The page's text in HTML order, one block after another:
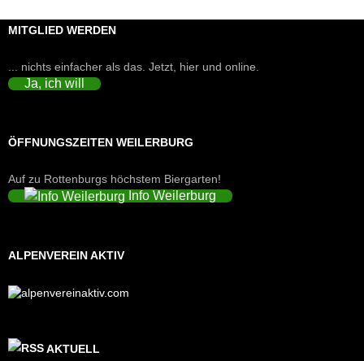
MITGLIED WERDEN
... nichts einfacher als das. Jetzt, hier und online.
Ja, ich will
ÖFFNUNGSZEITEN WEILERBURG
Auf zu Rottenburgs höchstem Biergarten!
Info Weilerburg
ALPENVEREIN AKTIV
AKTUELL